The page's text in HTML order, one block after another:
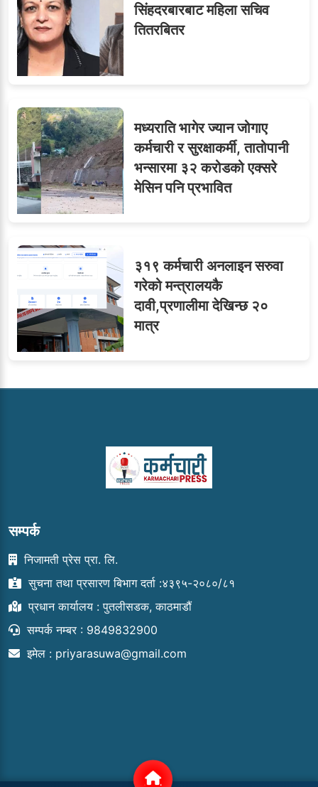
सिंहदरबारबाट महिला सचिव
तितरबितर
मध्यराति भागेर ज्यान जोगाए
कर्मचारी र सुरक्षाकर्मी, तातोपानी
भन्सारमा ३२ करोडको एक्सरे
मेसिन पनि प्रभावित
३१९ कर्मचारी अनलाइन सरुवा
गरेको मन्त्रालयकै
दावी,प्रणालीमा देखिन्छ २०
मात्र
सम्पर्क
निजामती प्रेस प्रा. लि.
सुचना तथा प्रसारण बिभाग दर्ता :४३९५-२०८०/८१
प्रधान कार्यालय : पुतलीसडक, काठमाडौं
सम्पर्क नम्बर : 9849832900
इमेल : priyarasuwa@gmail.com